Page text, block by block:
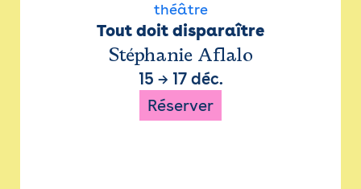
théâtre
Tout doit disparaître
Stéphanie Aflalo
15 → 17 déc.
Réserver